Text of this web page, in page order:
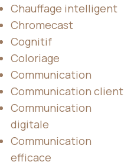
Chauffage intelligent
Chromecast
Cognitif
Coloriage
Communication
Communication client
Communication
digitale
Communication
efficace